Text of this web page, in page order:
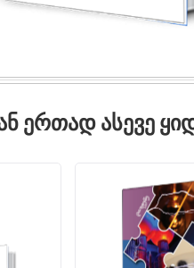
ᲔᲠᲗᲐᲓ ᲐᲡᲔᲕᲔ